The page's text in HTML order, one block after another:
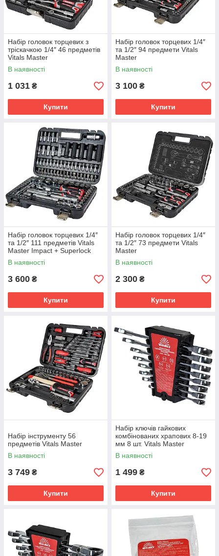
Набір головок торцевих з
тріскачкою 1/4″ 46 предметів
Vitals Master
В наявності
1 031 ₴
Купити
Набір головок торцевих 1/4″
та 1/2″ 94 предмети Vitals
Master
В наявності
3 100 ₴
Купити
Набір головок торцевих 1/4″
та 1/2″ 111 предметів Vitals
Master Impact + Superlock
В наявності
3 600 ₴
Купити
Набір головок торцевих 1/4″
та 1/2″ 73 предмети Vitals
Master
В наявності
2 300 ₴
Купити
Набір інструменту 56
предметів Vitals Master
В наявності
3 749 ₴
Купити
Набір ключів гайкових
комбінованих храпових 8-19
мм 8 шт. Vitals Master
В наявності
1 499 ₴
Купити